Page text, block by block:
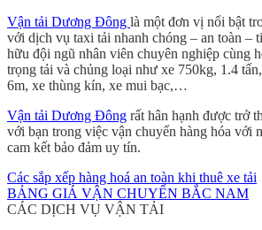
Vận tải Dương Đông là một đơn vị nổi bật
với dịch vụ taxi tải nhanh chóng – an toàn –
hữu đội ngũ nhân viên chuyên nghiệp cùng
trọng tải và chủng loại như xe 750kg, 1.4
6m, xe thùng kín, xe mui bạc,…
Vận tải Dương Đông rất hân hạnh được trở
với bạn trong việc vận chuyển hàng hóa với
cam kết bảo đảm uy tín.
Các sắp xếp hàng hoá an toàn khi thuê xe tải
BẢNG GIÁ VẬN CHUYỂN BẮC NAM
CÁC DỊCH VỤ VẬN TẢI